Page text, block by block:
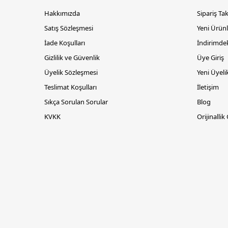
Hakkımızda
Satış Sözleşmesi
İade Koşulları
Gizlilik ve Güvenlik
Üyelik Sözleşmesi
Teslimat Koşulları
Sıkça Sorulan Sorular
KVKK
Sipariş
Yeni
Üye Giriş
Yeni
İletişim
Blog
Orijinallik